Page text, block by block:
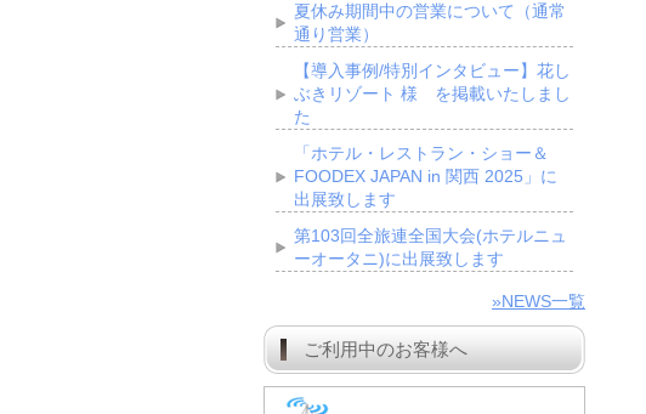
夏休み期間中の営業について（通常
通り営業）
【導入事例/特別インタビュー】花し
ぶきリゾート 様 を掲載いたしまし
た
「ホテル・レストラン・ショー＆
FOODEX JAPAN in 関西 2025」に
出展致します
第103回全旅連全国大会(ホテルニュ
ーオータニ)に出展致します
»NEWS一覧
ご利用中のお客様へ